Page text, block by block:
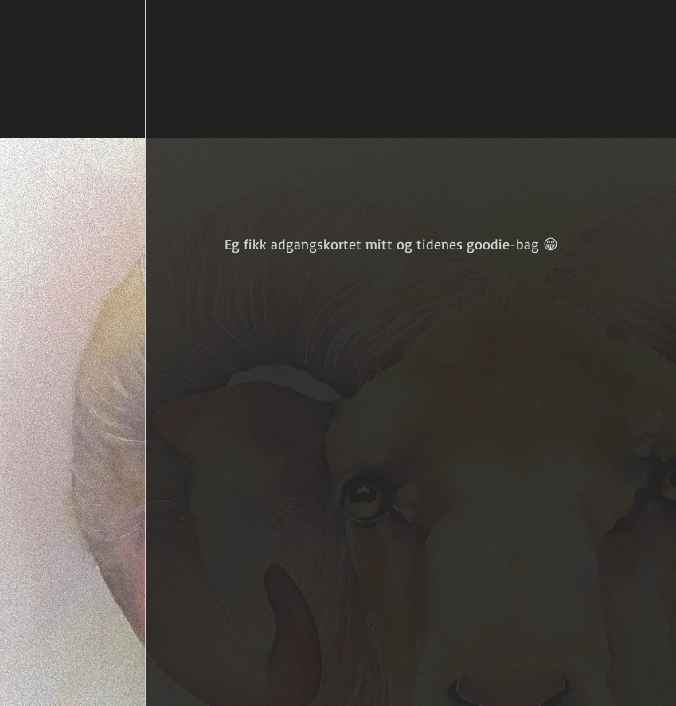
Eg fikk adgangskortet mitt og tidenes goodie-bag 😁